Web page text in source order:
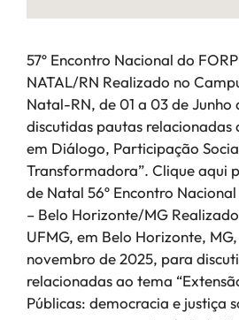
57º Encontro Nacional do
NATAL/RN Realizado no
Natal-RN, de 01 a 03 de
discutidas pautas relacionadas
em Diálogo, Participação
Transformadora”. Clique aqui
de Natal 56º Encontro
– Belo Horizonte/MG
UFMG, em Belo Horizonte,
novembro de 2025, para
relacionadas ao tema
Públicas: democracia e justiça